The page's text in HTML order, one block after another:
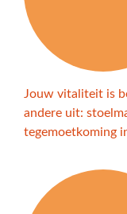
Jouw vitaliteit is
andere uit:
tegemoetkoming